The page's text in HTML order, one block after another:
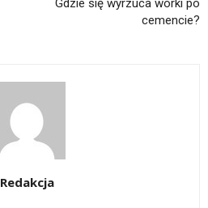
Gdzie się wyrzuca worki po
cemencie?
Redakcja